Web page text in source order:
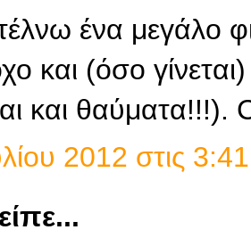
ένα μεγάλο
και (όσο
και
2012 στις
είπε...